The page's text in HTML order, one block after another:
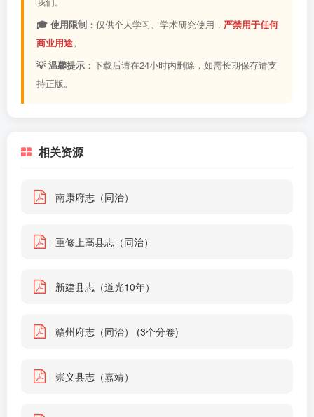
🎓 使用限制 ：仅供个人学习、学术研究使用， 严禁用于任何
商业用途。
💡 温馨提示 ：下载后请在24小时内删除，如需长期保存请支
持正版。
相关资源
南康府志（同治）
重修上高县志（同治）
新建县志（道光10年）
赣州府志（同治） (3个分卷)
崇义县志（嘉靖）